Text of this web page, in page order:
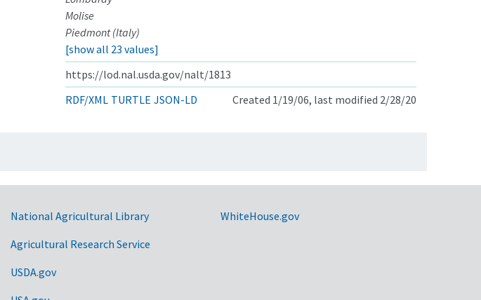
Molise
Piedmont (Italy)
[show all 23 values]
https://lod.nal.usda.gov/nalt/1813
RDF/XML TURTLE JSON-LD Created 1/19/06, last modified 2/28/20
National Agricultural Library
Agricultural Research Service
USDA.gov
WhiteHouse.gov